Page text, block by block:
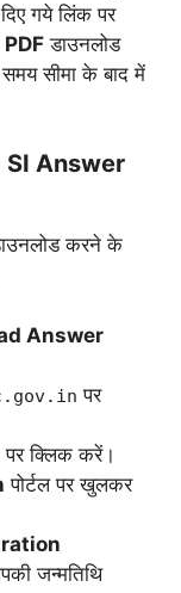
गये लिंक पर
डाउनलोड
सीमा के बाद में
SI Answer
करने के
Answer
पर
क्लिक करें।
पोर्टल पर खुलकर
जन्मतिथि